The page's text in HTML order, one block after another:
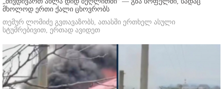
მხოლოდ ერთი ქალი ცხოვრობს
თემურ ლომიძე გვთავაზობს, ათასში ერთხელ ასული
სტუმრებივით, ერთად ავიდეთ